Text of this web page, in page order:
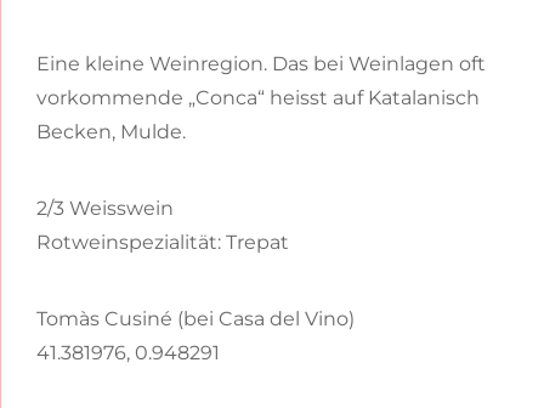
Eine kleine Weinregion. Das bei Weinlagen oft
vorkommende „Conca“ heisst auf Katalanisch
Becken, Mulde.
2/3 Weisswein
Rotweinspezialität: Trepat
Tomàs Cusiné (bei Casa del Vino)
41.381976, 0.948291